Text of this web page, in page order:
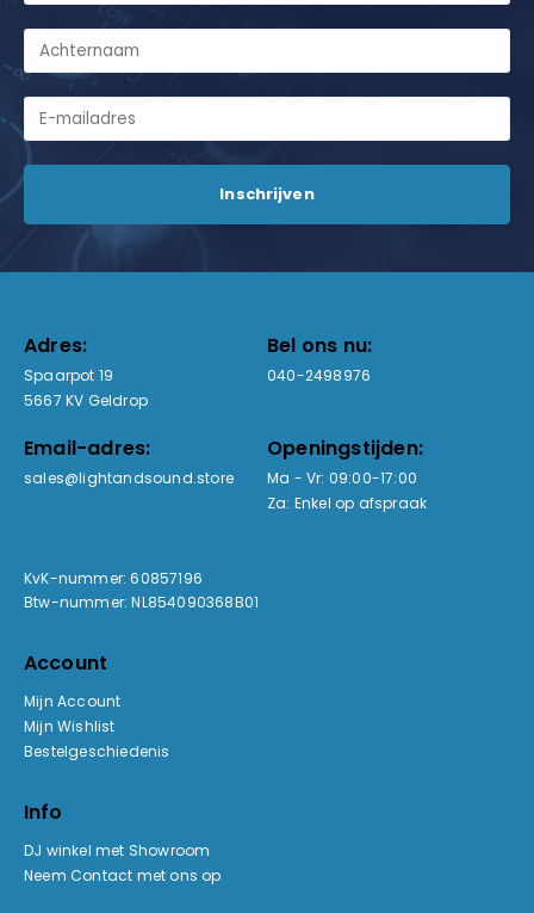
Adres:
Spaarpot 19
5667 KV Geldrop
Bel ons nu:
040-2498976
Email-adres:
sales@lightandsound.store
Openingstijden:
Ma - Vr: 09:00-17:00
Za: Enkel op afspraak
KvK-nummer: 60857196
Btw-nummer: NL854090368B01
Account
Mijn Account
Mijn Wishlist
Bestelgeschiedenis
Info
DJ winkel met Showroom
Neem Contact met ons op